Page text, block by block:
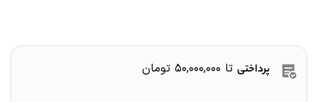
پرداختی تا ۵۰,۰۰۰,۰۰۰ تومان